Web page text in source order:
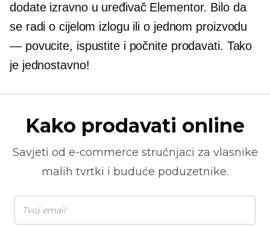
dodate izravno u uređivač Elementor. Bilo da
se radi o cijelom izlogu ili o jednom proizvodu
— povucite, ispustite i počnite prodavati. Tako
je jednostavno!
Kako prodavati online
Savjeti od e-commerce stručnjaci za vlasnike
malih tvrtki i buduće poduzetnike.